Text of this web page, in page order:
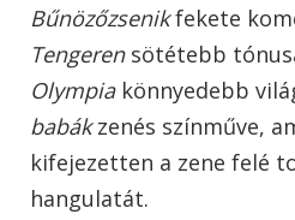
Bűnözőzsenikfekete
Tengerensötétebb
Olympiakönnyedebb
babákzenés színműve,
kifejezetten a zene felé
hangulatát.